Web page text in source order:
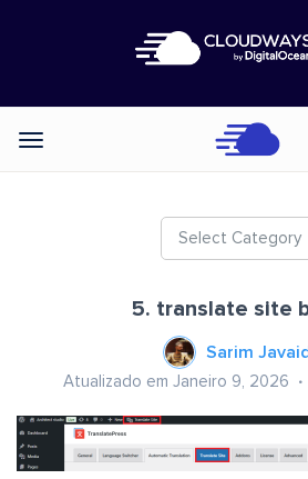
Categories
Select Category
5. translate site
Sarim Javaid
Atualizado em Janeiro 9, 2026